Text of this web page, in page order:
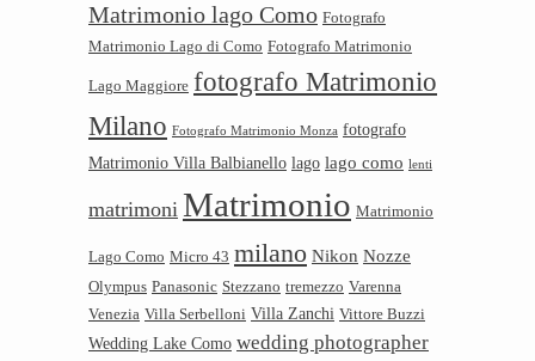
Matrimonio lago Como Fotografo
Matrimonio Lago di Como Fotografo Matrimonio
Lago Maggiore fotografo Matrimonio
Milano Fotografo Matrimonio Monza fotografo
Matrimonio Villa Balbianello lago lago como lenti
matrimoni Matrimonio Matrimonio
Lago Como Micro 43 milano Nikon Nozze
Olympus Panasonic Stezzano tremezzo Varenna
Venezia Villa Serbelloni Villa Zanchi Vittore Buzzi
Wedding Lake Como wedding photographer